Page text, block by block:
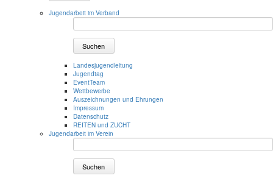
Jugendarbeit im Verband
Suchen
Landesjugendleitung
Jugendtag
EventTeam
Wettbewerbe
Auszeichnungen und Ehrungen
Impressum
Datenschutz
REITEN und ZUCHT
Jugendarbeit im Verein
Suchen